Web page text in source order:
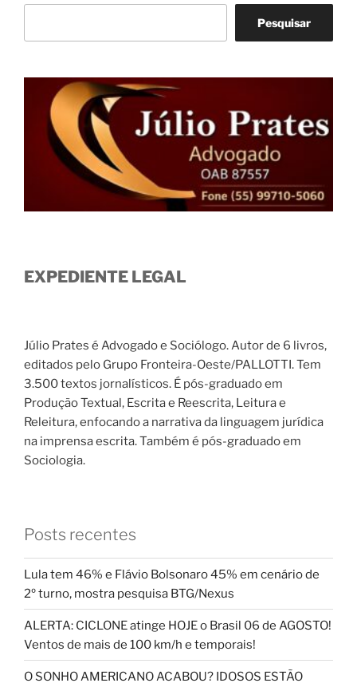
Pesquisar
EXPEDIENTE LEGAL
Júlio Prates é Advogado e Sociólogo. Autor de 6 livros,
editados pelo Grupo Fronteira-Oeste/PALLOTTI. Tem
3.500 textos jornalísticos. É pós-graduado em
Produção Textual, Escrita e Reescrita, Leitura e
Releitura, enfocando a narrativa da linguagem jurídica
na imprensa escrita. Também é pós-graduado em
Sociologia.
Posts recentes
Lula tem 46% e Flávio Bolsonaro 45% em cenário de
2º turno, mostra pesquisa BTG/Nexus
ALERTA: CICLONE atinge HOJE o Brasil 06 de AGOSTO!
Ventos de mais de 100 km/h e temporais!
O SONHO AMERICANO ACABOU? IDOSOS ESTÃO